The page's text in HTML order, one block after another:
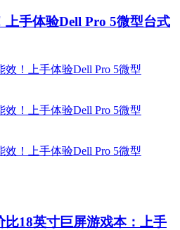
上手体验Dell Pro 5微型台式
比18英寸巨屏游戏本：上手